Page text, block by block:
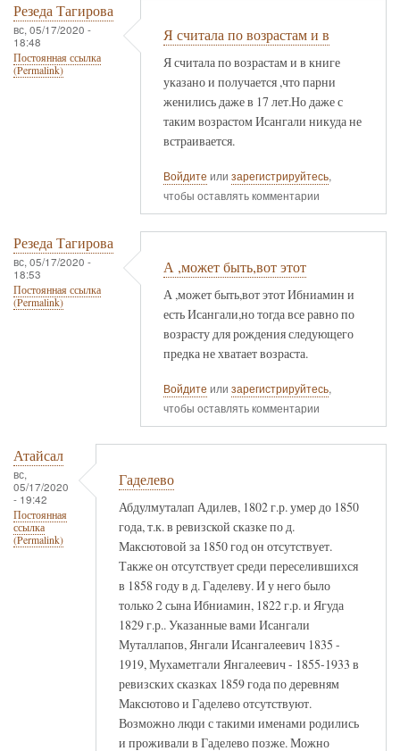
Резеда Тагирова
вс, 05/17/2020 -
18:48
Постоянная ссылка
(Permalink)
Я считала по возрастам и в
Я считала по возрастам и в книге
указано и получается ,что парни
женились даже в 17 лет.Но даже с
таким возрастом Исангали никуда не
встраивается.
Войдите или зарегистрируйтесь,
чтобы оставлять комментарии
Резеда Тагирова
вс, 05/17/2020 -
18:53
Постоянная ссылка
(Permalink)
А ,может быть,вот этот
А ,может быть,вот этот Ибниамин и
есть Исангали,но тогда все равно по
возрасту для рождения следующего
предка не хватает возраста.
Войдите или зарегистрируйтесь,
чтобы оставлять комментарии
Атайсал
вс,
05/17/2020
- 19:42
Постоянная
ссылка
(Permalink)
Гаделево
Абдулмуталап Адилев, 1802 г.р. умер до 1850
года, т.к. в ревизской сказке по д.
Максютовой за 1850 год он отсутствует.
Также он отсутствует среди переселившихся
в 1858 году в д. Гаделеву. И у него было
только 2 сына Ибниамин, 1822 г.р. и Ягуда
1829 г.р.. Указанные вами Исангали
Муталлапов, Янгали Исангалеевич 1835 -
1919, Мухаметгали Янгалеевич - 1855-1933 в
ревизских сказках 1859 года по деревням
Максютово и Гаделево отсутствуют.
Возможно люди с такими именами родились
и проживали в Гаделево позже. Можно